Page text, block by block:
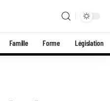
Famille Forme Législation